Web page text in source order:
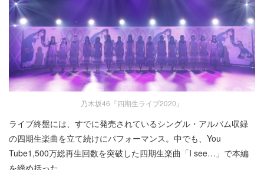
乃木坂46『四期生ライブ2020』
ライブ終盤には、すでに発売されているシングル・アルバム収録
の四期生楽曲を立て続けにパフォーマンス。中でも、You
Tube1,500万総再生回数を突破した四期生楽曲「I see…」で本編
を締め括った。